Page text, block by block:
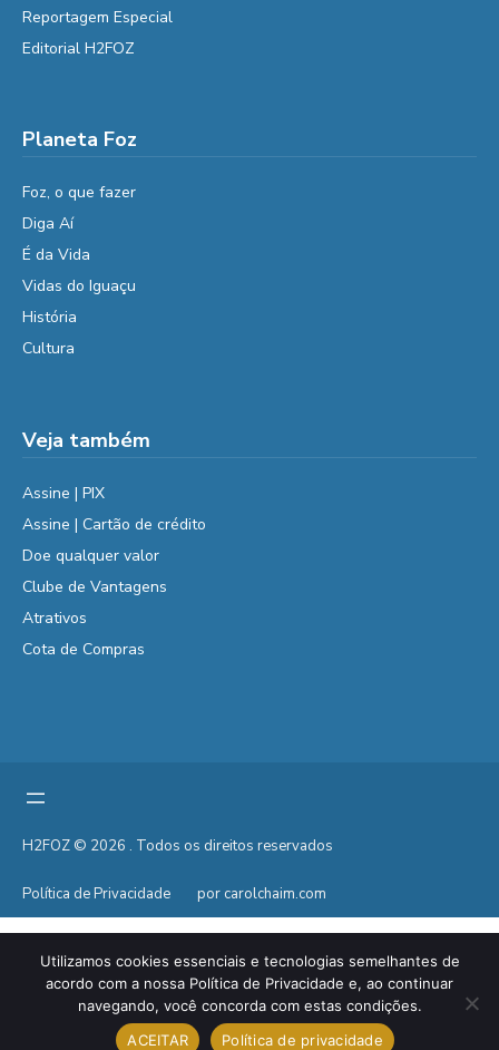
Reportagem Especial
Editorial H2FOZ
Planeta Foz
Foz, o que fazer
Diga Aí
É da Vida
Vidas do Iguaçu
História
Cultura
Veja também
Assine | PIX
Assine | Cartão de crédito
Doe qualquer valor
Clube de Vantagens
Atrativos
Cota de Compras
H2FOZ © 2026 . Todos os direitos reservados
Política de Privacidade por carolchaim.com
Utilizamos cookies essenciais e tecnologias semelhantes de
acordo com a nossa Política de Privacidade e, ao continuar
navegando, você concorda com estas condições.
ACEITAR
Política de privacidade